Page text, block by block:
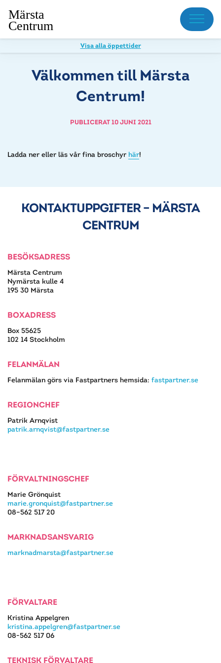
Meny
Visa alla öppettider
Välkommen till Märsta
Centrum!
PUBLICERAT 10 JUNI 2021
Ladda ner eller läs vår fina broschyr här!
KONTAKTUPPGIFTER – MÄRSTA
CENTRUM
BESÖKSADRESS
Märsta Centrum
Nymärsta kulle 4
195 30 Märsta
BOXADRESS
Box 55625
102 14 Stockholm
FELANMÄLAN
Felanmälan görs via Fastpartners hemsida: fastpartner.se
REGIONCHEF
Patrik Arnqvist
patrik.arnqvist@fastpartner.se
FÖRVALTNINGSCHEF
Marie Grönquist
marie.gronquist@fastpartner.se
08–562 517 20
MARKNADSANSVARIG
marknadmarsta@fastpartner.se
FÖRVALTARE
Kristina Appelgren
kristina.appelgren@fastpartner.se
08-562 517 06
TEKNISK FÖRVALTARE